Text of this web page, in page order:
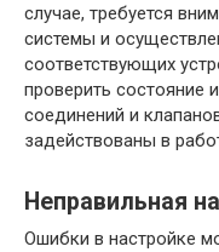
случае, требуется
системы и
соответствующих
проверить состояние
соединений и
задействованы в
Неправильная
Ошибки в настройке